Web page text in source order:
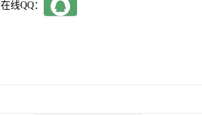
在线QQ：